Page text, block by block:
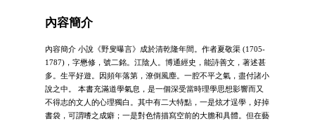
內容簡介
內容簡介 小說《野叟曝言》成於清乾隆年間。作者夏敬渠 (1705-
1787)，字懋修，號二銘。江陰人。博通經史，能詩善文，著述甚
多。生平好遊。因頻年落第，潦倒風塵。一腔不平之氣，盡付諸小
說之中。 本書充滿道學氣息，是一個深受當時理學思想影響而又
不得志的文人的心理獨白。其中有二大特點，一是炫才逞學，好掉
書袋，可謂嗜之成癖；一是對色情描寫空前的大膽和具體。但在藝